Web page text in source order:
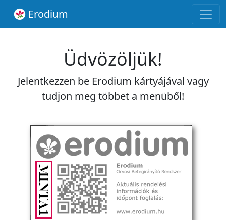
Erodium
Üdvözöljük!
Jelentkezzen be Erodium kártyájával vagy
tudjon meg többet a menüből!